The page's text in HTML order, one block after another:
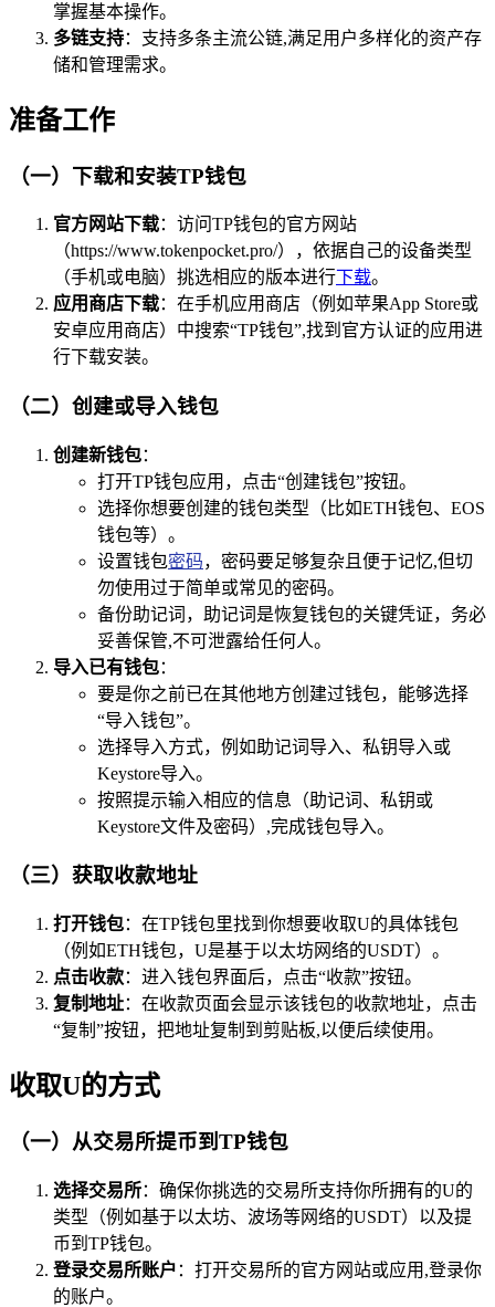
掌握基本操作。
多链支持：支持多条主流公链,满足用户多样化的资产存
储和管理需求。
准备工作
（一）下载和安装TP钱包
官方网站下载：访问TP钱包的官方网站
（https://www.tokenpocket.pro/），依据自己的设备类型
（手机或电脑）挑选相应的版本进行下载。
应用商店下载：在手机应用商店（例如苹果App Store或
安卓应用商店）中搜索“TP钱包”,找到官方认证的应用进
行下载安装。
（二）创建或导入钱包
创建新钱包：
打开TP钱包应用，点击“创建钱包”按钮。
选择你想要创建的钱包类型（比如ETH钱包、EOS
钱包等）。
设置钱包密码，密码要足够复杂且便于记忆,但切
勿使用过于简单或常见的密码。
备份助记词，助记词是恢复钱包的关键凭证，务必
妥善保管,不可泄露给任何人。
导入已有钱包：
要是你之前已在其他地方创建过钱包，能够选择
“导入钱包”。
选择导入方式，例如助记词导入、私钥导入或
Keystore导入。
按照提示输入相应的信息（助记词、私钥或
Keystore文件及密码）,完成钱包导入。
（三）获取收款地址
打开钱包：在TP钱包里找到你想要收取U的具体钱包
（例如ETH钱包，U是基于以太坊网络的USDT）。
点击收款：进入钱包界面后，点击“收款”按钮。
复制地址：在收款页面会显示该钱包的收款地址，点击
“复制”按钮，把地址复制到剪贴板,以便后续使用。
收取U的方式
（一）从交易所提币到TP钱包
选择交易所：确保你挑选的交易所支持你所拥有的U的
类型（例如基于以太坊、波场等网络的USDT）以及提
币到TP钱包。
登录交易所账户 ：打开交易所的官方网站或应用,登录你
的账户。